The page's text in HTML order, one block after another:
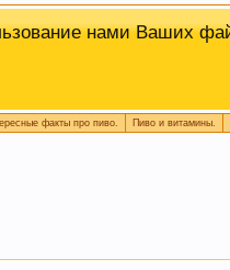
нами Ваших
Это поможет быстро
факты про пиво. Пиво и витамины.